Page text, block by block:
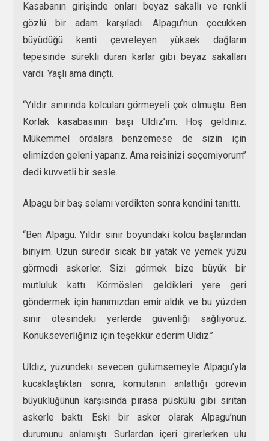
Kasabanın girişinde onları beyaz sakallı ve renkli
gözlü bir adam karşıladı. Alpagu’nun çocukken
büyüdüğü kenti çevreleyen yüksek dağların
tepesinde sürekli duran karlar gibi beyaz sakalları
vardı. Yaşlı ama dinçti.
“Yıldır sınırında kolcuları görmeyeli çok olmuştu. Ben
Korlak kasabasının başı Uldız’ım. Hoş geldiniz.
Mükemmel ordalara benzemese de sizin için
elimizden geleni yaparız. Ama reisinizi seçemiyorum’’
dedi kuvvetli bir sesle.
Alpagu bir baş selamı verdikten sonra kendini tanıttı.
“Ben Alpagu. Yıldır sınır boyundaki kolcu başlarından
biriyim. Uzun süredir sıcak bir yatak ve yemek yüzü
görmedi askerler. Sizi görmek bize büyük bir
mutluluk kattı. Körmösleri geldikleri yere geri
göndermek için hanımızdan emir aldık ve bu yüzden
sınır ötesindeki yerlerde güvenliği sağlıyoruz.
Konukseverliğiniz için teşekkür ederim Uldız.’’
Uldız, yüzündeki sevecen gülümsemeyle Alpagu’yla
kucaklaştıktan sonra, komutanın anlattığı görevin
büyüklüğünün karşısında pırasa püskülü gibi sırıtan
askerle baktı. Eski bir asker olarak Alpagu’nun
durumunu anlamıştı. Surlardan içeri girerlerken ulu